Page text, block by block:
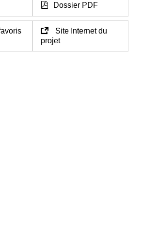
Dossier PDF
Site Internet du
projet